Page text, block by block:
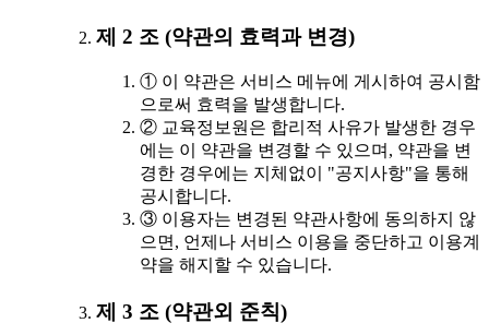
제 2 조 (약관의 효력과 변경)
① 이 약관은 서비스 메뉴에 게시하여 공시함
으로써 효력을 발생합니다.
② 교육정보원은 합리적 사유가 발생한 경우
에는 이 약관을 변경할 수 있으며, 약관을 변
경한 경우에는 지체없이 "공지사항"을 통해
공시합니다.
③ 이용자는 변경된 약관사항에 동의하지 않
으면, 언제나 서비스 이용을 중단하고 이용계
약을 해지할 수 있습니다.
제 3 조 (약관외 준칙)